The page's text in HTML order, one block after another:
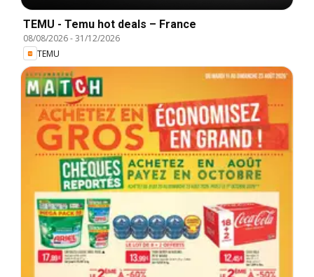
TEMU - Temu hot deals – France
08/08/2026-31/12/2026
TEMU